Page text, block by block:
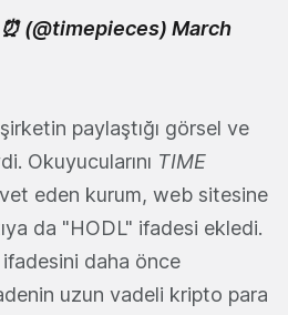
(@timepieces) March
paylaştığı görsel ve
Okuyucularını TIME
eden kurum, web sitesine
da "HODL" ifadesi ekledi.
daha önce
uzun vadeli kripto para